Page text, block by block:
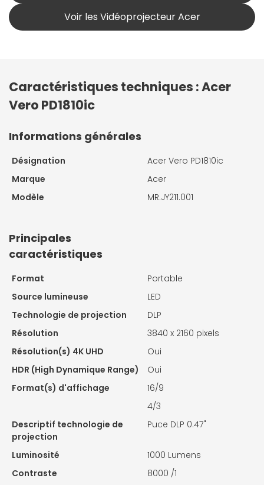
Voir les Vidéoprojecteur Acer
Caractéristiques techniques : Acer
Vero PD1810ic
Informations générales
Désignation
Acer Vero PD1810ic
Marque
Acer
Modèle
MR.JY211.001
Principales
caractéristiques
Format
Portable
Source lumineuse
LED
Technologie de projection
DLP
Résolution
3840 x 2160 pixels
Résolution(s) 4K UHD
Oui
HDR (High Dynamique Range)
Oui
Format(s) d'affichage
16/9
4/3
Descriptif technologie de
projection
Puce DLP 0.47"
Luminosité
1000 Lumens
Contraste
8000 /1